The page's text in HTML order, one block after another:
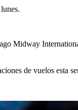
Midway
de vuelos esta